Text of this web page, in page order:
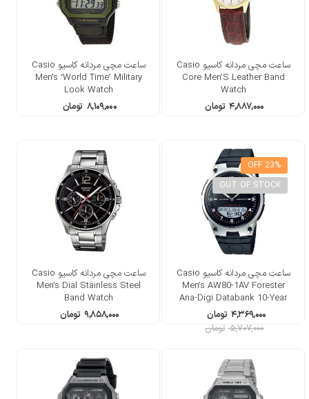
ساعت مچی مردانه کاسیو Casio
Core Men’S Leather Band
Watch
۴,۸۸۷,۰۰۰ تومان
ساعت مچی مردانه کاسیو Casio
Men’s ‘World Time’ Military
Look Watch
۸,۱۰۹,۰۰۰ تومان
23% OFF
OUT OF STOCK
ساعت مچی مردانه کاسیو Casio
Men’s AW80-1AV Forester
Ana-Digi Databank 10-Year
Battery Watch
۴,۳۶۹,۰۰۰ تومان
۵,۷۰۷,۰۰۰ تومان
ساعت مچی مردانه کاسیو Casio
Men’s Dial Stainless Steel
Band Watch
۹,۸۵۸,۰۰۰ تومان